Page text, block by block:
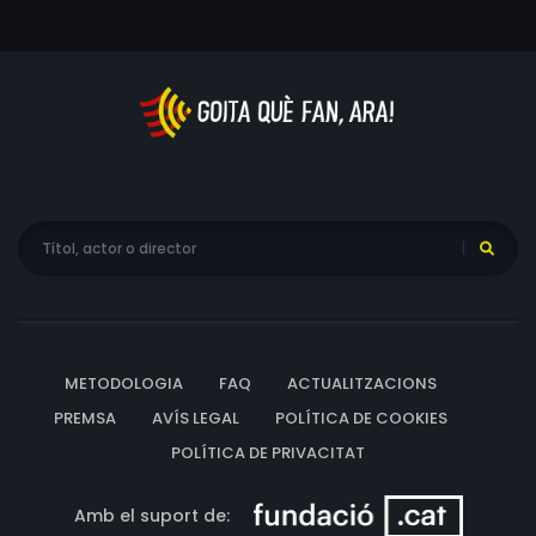
METODOLOGIA FAQ
ACTUALITZACIONS
PREMSA
AVÍS LEGAL
POLÍTICA DE COOKIES
POLÍTICA DE PRIVACITAT
Amb el suport de: